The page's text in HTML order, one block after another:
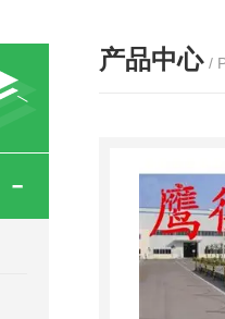
产品中心 /